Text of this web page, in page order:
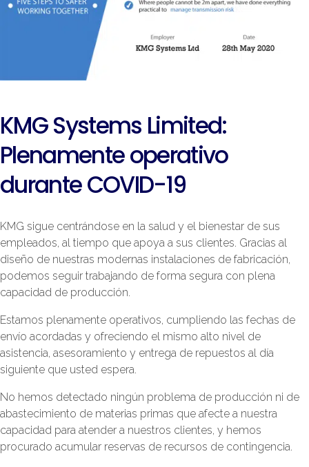
KMG Systems Limited:
Plenamente operativo
durante COVID-19
KMG sigue centrándose en la salud y el bienestar de sus
empleados, al tiempo que apoya a sus clientes. Gracias al
diseño de nuestras modernas instalaciones de fabricación,
podemos seguir trabajando de forma segura con plena
capacidad de producción.
Estamos plenamente operativos, cumpliendo las fechas de
envío acordadas y ofreciendo el mismo alto nivel de
asistencia, asesoramiento y entrega de repuestos al día
siguiente que usted espera.
No hemos detectado ningún problema de producción ni de
abastecimiento de materias primas que afecte a nuestra
capacidad para atender a nuestros clientes, y hemos
procurado acumular reservas de recursos de contingencia.